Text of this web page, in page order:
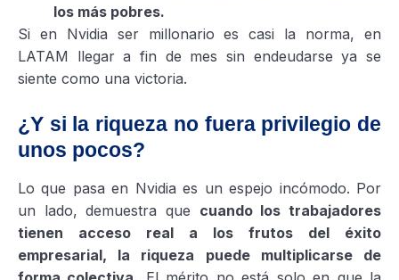
los más pobres.
Si en Nvidia ser millonario es casi la norma, en
LATAM llegar a fin de mes sin endeudarse ya se
siente como una victoria.
¿Y si la riqueza no fuera privilegio de
unos pocos?
Lo que pasa en Nvidia es un espejo incómodo. Por
un lado, demuestra que cuando los trabajadores
tienen acceso real a los frutos del éxito
empresarial, la riqueza puede multiplicarse de